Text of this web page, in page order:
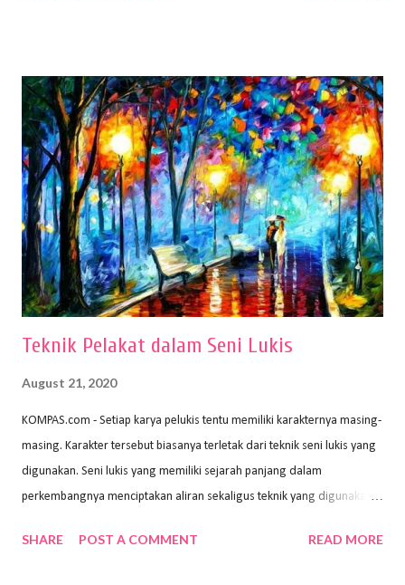
memiliki spesifikasi berbeda sesuai jenisnya. Berikut peralatan
menggambar bentuk: 1. Kertas Gambar Kegiatan menggambar
membutuhkan kertas yang baik agar proses pembuatan gambar lebih
nyaman dan maksimal. Bahan kertas yang baik salah satu syaratnya
adalah tidak mudah sobek, mengingat menggambar merupakan
proses menggores dan menghapus. Kertas adalah bahan yang paling
ideal digunakan untuk menggambar. Dalam menggambar
menggunakan pen...
Teknik Pelakat dalam Seni Lukis
August 21, 2020
KOMPAS.com - Setiap karya pelukis tentu memiliki karakternya masing-
masing. Karakter tersebut biasanya terletak dari teknik seni lukis yang
digunakan. Seni lukis yang memiliki sejarah panjang dalam
perkembangnya menciptakan aliran sekaligus teknik yang digunakan.
Wayan Kun Adnyana, teknik yang berbeda tentunya akan
SHARE POST A COMMENT READ MORE